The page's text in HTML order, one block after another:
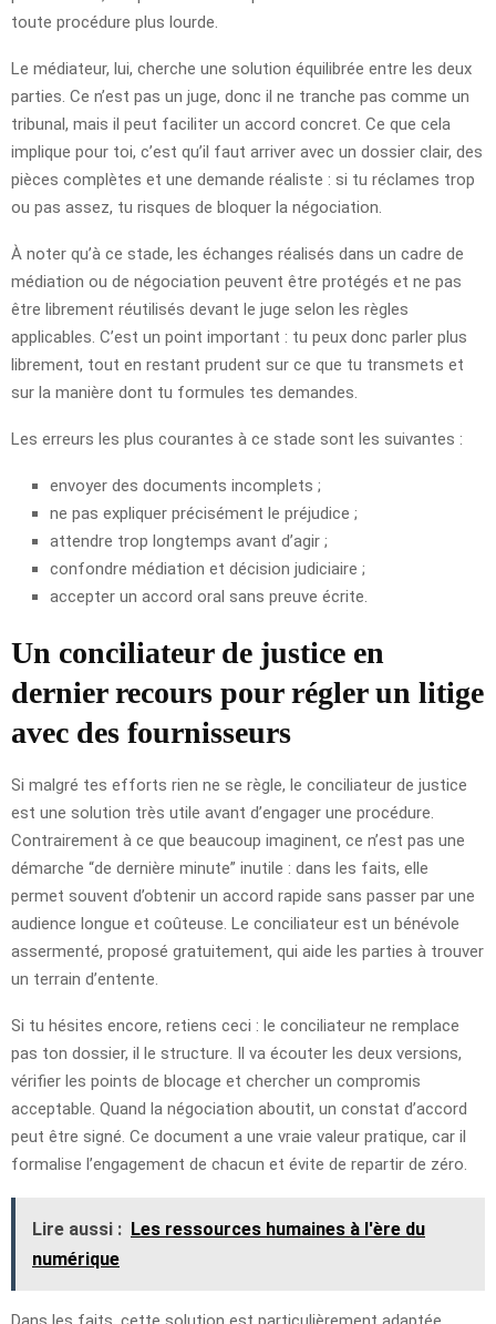
toute procédure plus lourde.
Le médiateur, lui, cherche une solution équilibrée entre les deux
parties. Ce n’est pas un juge, donc il ne tranche pas comme un
tribunal, mais il peut faciliter un accord concret. Ce que cela
implique pour toi, c’est qu’il faut arriver avec un dossier clair, des
pièces complètes et une demande réaliste : si tu réclames trop
ou pas assez, tu risques de bloquer la négociation.
À noter qu’à ce stade, les échanges réalisés dans un cadre de
médiation ou de négociation peuvent être protégés et ne pas
être librement réutilisés devant le juge selon les règles
applicables. C’est un point important : tu peux donc parler plus
librement, tout en restant prudent sur ce que tu transmets et
sur la manière dont tu formules tes demandes.
Les erreurs les plus courantes à ce stade sont les suivantes :
envoyer des documents incomplets ;
ne pas expliquer précisément le préjudice ;
attendre trop longtemps avant d’agir ;
confondre médiation et décision judiciaire ;
accepter un accord oral sans preuve écrite.
Un conciliateur de justice en
dernier recours pour régler un litige
avec des fournisseurs
Si malgré tes efforts rien ne se règle, le conciliateur de justice
est une solution très utile avant d’engager une procédure.
Contrairement à ce que beaucoup imaginent, ce n’est pas une
démarche “de dernière minute” inutile : dans les faits, elle
permet souvent d’obtenir un accord rapide sans passer par une
audience longue et coûteuse. Le conciliateur est un bénévole
assermenté, proposé gratuitement, qui aide les parties à trouver
un terrain d’entente.
Si tu hésites encore, retiens ceci : le conciliateur ne remplace
pas ton dossier, il le structure. Il va écouter les deux versions,
vérifier les points de blocage et chercher un compromis
acceptable. Quand la négociation aboutit, un constat d’accord
peut être signé. Ce document a une vraie valeur pratique, car il
formalise l’engagement de chacun et évite de repartir de zéro.
Lire aussi : Les ressources humaines à l'ère du
numérique